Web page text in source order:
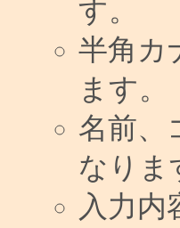
す。
半角カ
ます。
名前、
なりま
入力